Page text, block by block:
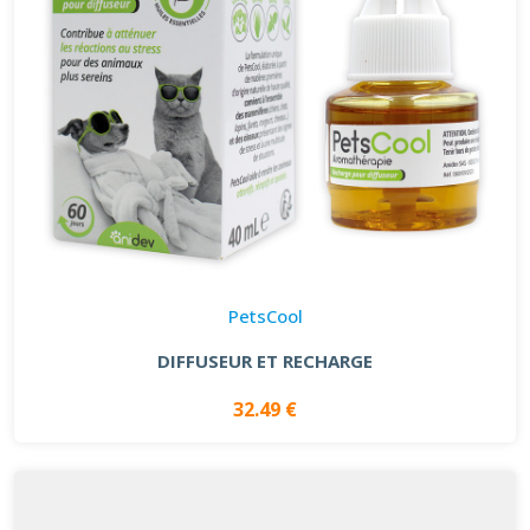
PetsCool
DIFFUSEUR ET RECHARGE
32.49 €